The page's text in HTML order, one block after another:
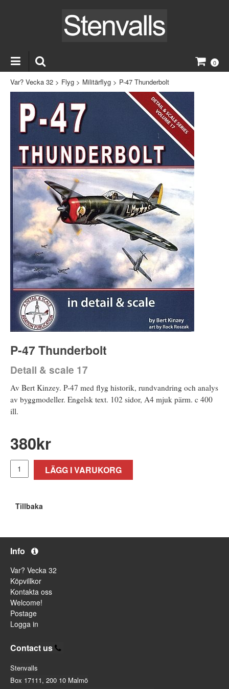
0
Var? Vecka 32 > Flyg > Militärflyg > P-47 Thunderbolt
P-47 Thunderbolt
Detail & scale 17
Av Bert Kinzey. P-47 med flyg historik, rundvandring och analys
av byggmodeller. Engelsk text. 102 sidor, A4 mjuk pärm. c 400
ill.
380kr
LÄGG I VARUKORG
Tillbaka
Info
Var? Vecka 32
Köpvillkor
Kontakta oss
Welcome!
Postage
Logga in
Contact us
Stenvalls
Box 17111, 200 10 Malmö